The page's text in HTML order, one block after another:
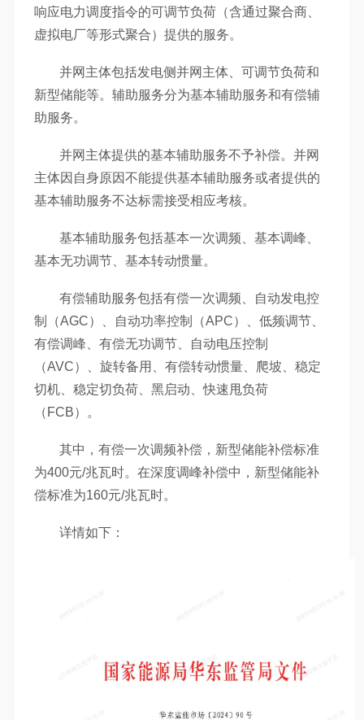
响应电力调度指令的可调节负荷（含通过聚合商、
虚拟电厂等形式聚合）提供的服务。
并网主体包括发电侧并网主体、可调节负荷和
新型储能等。辅助服务分为基本辅助服务和有偿辅
助服务。
并网主体提供的基本辅助服务不予补偿。并网
主体因自身原因不能提供基本辅助服务或者提供的
基本辅助服务不达标需接受相应考核。
基本辅助服务包括基本一次调频、基本调峰、
基本无功调节、基本转动惯量。
有偿辅助服务包括有偿一次调频、自动发电控
制（AGC）、自动功率控制（APC）、低频调节、
有偿调峰、有偿无功调节、自动电压控制
（AVC）、旋转备用、有偿转动惯量、爬坡、稳定
切机、稳定切负荷、黑启动、快速甩负荷
（FCB）。
其中，有偿一次调频补偿，新型储能补偿标准
为400元/兆瓦时。在深度调峰补偿中，新型储能补
偿标准为160元/兆瓦时。
详情如下：